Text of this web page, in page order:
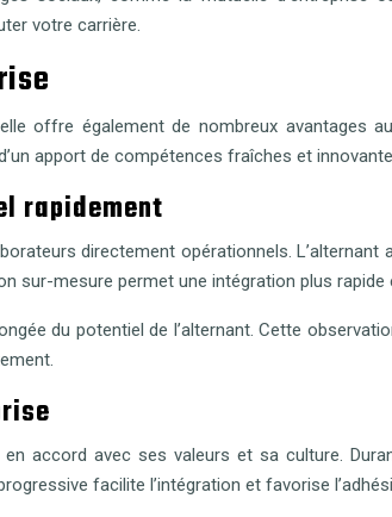
votre carrière.
offre également de nombreux
apport de compétences fraîches et
rapidement
directement opérationnels.
sur-mesure permet une intégration plus rapide
du potentiel de l’alternant. Cette
accord avec ses valeurs et sa culture.
facilite l’intégration et favorise